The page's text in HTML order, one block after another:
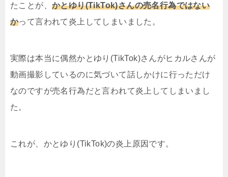
たことが、 かとゆり(TikTok)さんの売名行為ではない
かって言われて炎上してしまいました。
実際は本当に偶然かとゆり(TikTok)さんがヒカルさんが
動画撮影しているのに気づいて話しかけに行っただけ
なのですが売名行為だと言われて炎上してしまいまし
た。
これが、かとゆり(TikTok)の炎上原因です。